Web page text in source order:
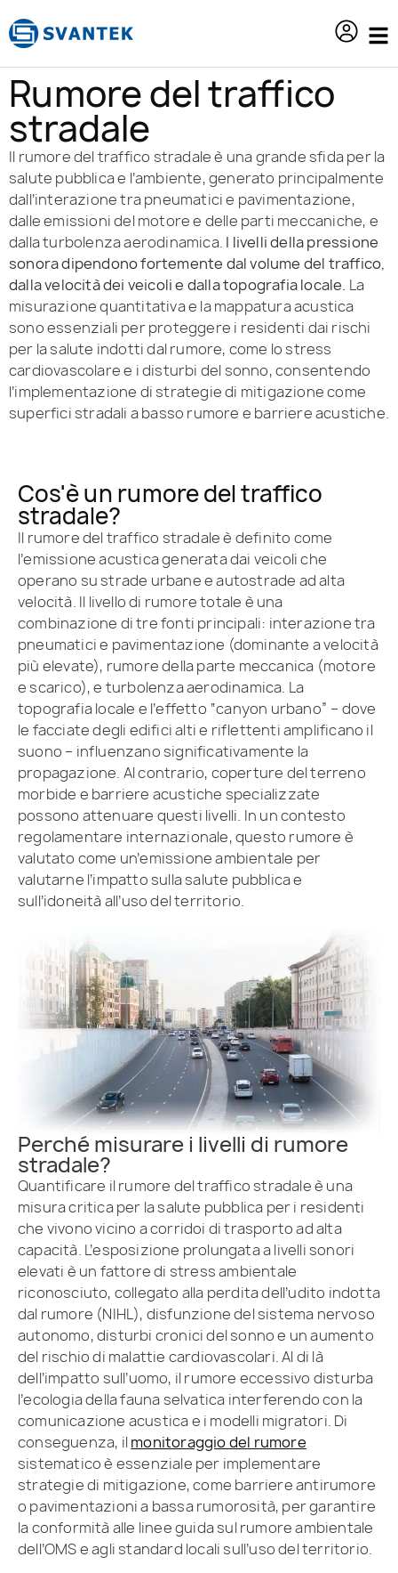
Rumore del traffico
stradale
Il rumore del traffico stradale è una grande sfida per la
salute pubblica e l’ambiente, generato principalmente
dall’interazione tra pneumatici e pavimentazione,
dalle emissioni del motore e delle parti meccaniche, e
dalla turbolenza aerodinamica. I livelli della pressione
sonora dipendono fortemente dal volume del traffico,
dalla velocità dei veicoli e dalla topografia locale. La
misurazione quantitativa e la mappatura acustica
sono essenziali per proteggere i residenti dai rischi
per la salute indotti dal rumore, come lo stress
cardiovascolare e i disturbi del sonno, consentendo
l’implementazione di strategie di mitigazione come
superfici stradali a basso rumore e barriere acustiche.
Cos'è un rumore del traffico
stradale?
Il rumore del traffico stradale è definito come
l’emissione acustica generata dai veicoli che
operano su strade urbane e autostrade ad alta
velocità. Il livello di rumore totale è una
combinazione di tre fonti principali: interazione tra
pneumatici e pavimentazione (dominante a velocità
più elevate), rumore della parte meccanica (motore
e scarico), e turbolenza aerodinamica. La
topografia locale e l’effetto “canyon urbano” – dove
le facciate degli edifici alti e riflettenti amplificano il
suono – influenzano significativamente la
propagazione. Al contrario, coperture del terreno
morbide e barriere acustiche specializzate
possono attenuare questi livelli. In un contesto
regolamentare internazionale, questo rumore è
valutato come un’emissione ambientale per
valutarne l’impatto sulla salute pubblica e
sull’idoneità all’uso del territorio.
Perché misurare i livelli di rumore
stradale?
Quantificare il rumore del traffico stradale è una
misura critica per la salute pubblica per i residenti
che vivono vicino a corridoi di trasporto ad alta
capacità. L’esposizione prolungata a livelli sonori
elevati è un fattore di stress ambientale
riconosciuto, collegato alla perdita dell’udito indotta
dal rumore (NIHL), disfunzione del sistema nervoso
autonomo, disturbi cronici del sonno e un aumento
del rischio di malattie cardiovascolari. Al di là
dell’impatto sull’uomo, il rumore eccessivo disturba
l’ecologia della fauna selvatica interferendo con la
comunicazione acustica e i modelli migratori. Di
conseguenza, ilmonitoraggio del rumore
sistematico è essenziale per implementare
strategie di mitigazione, come barriere antirumore
o pavimentazioni a bassa rumorosità, per garantire
la conformità alle linee guida sul rumore ambientale
dell’OMS e agli standard locali sull’uso del territorio.